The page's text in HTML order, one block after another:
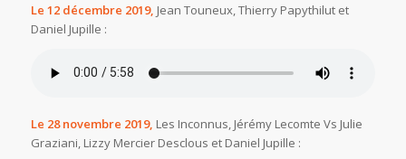
Le 12 décembre 2019, Jean Touneux, Thierry Papythilut et
Daniel Jupille :
Le 28 novembre 2019, Les Inconnus, Jérémy Lecomte Vs Julie
Graziani, Lizzy Mercier Desclous et Daniel Jupille :